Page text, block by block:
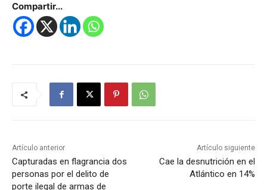
Compartir...
Artículo anterior
Capturadas en flagrancia dos
personas por el delito de
porte ilegal de armas de
Artículo siguiente
Cae la desnutrición en el
Atlántico en 14%